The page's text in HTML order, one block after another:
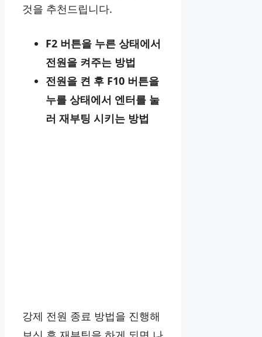
것을 추천드립니다.
F2 버튼을 누른 상태에서
전원을 켜주는 방법
전원을 켠 후 F10 버튼을
누를 상태에서 엔터를 눌
러 재부팅 시키는 방법
강제 전원 종료 방법을 진행해